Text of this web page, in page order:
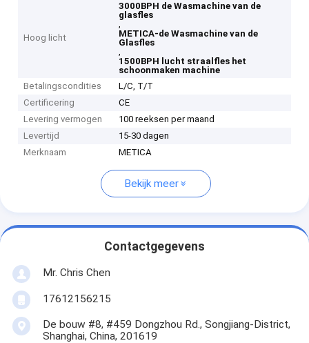
Hoog licht
3000BPH de Wasmachine van de
glasfles
,
METICA-de Wasmachine van de
Glasfles
,
1500BPH lucht straalfles het
schoonmaken machine
Betalingscondities
L/C, T/T
Certificering
CE
Levering vermogen
100 reeksen per maand
Levertijd
15-30 dagen
Merknaam
METICA
Bekijk meer
Contactgegevens
Mr. Chris Chen
17612156215
De bouw #8, #459 Dongzhou Rd., Songjiang-District,
Shanghai, China, 201619